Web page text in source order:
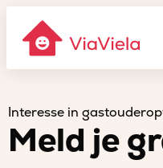
Interesse in
Meld je